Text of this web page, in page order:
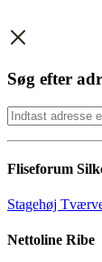
Søg efter
Fliseforum
Stagehøj
Nettoline Ribe